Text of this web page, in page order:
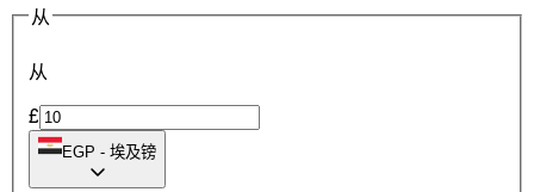
从
从
£
EGP - 埃及镑